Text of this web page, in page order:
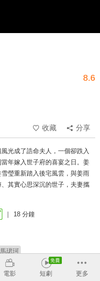
8.6
收藏 分享
光成了誥命夫人，一個卻跌入
年嫁入世子府的喜宴之日。姜
瑩重新踏入後宅風雲，與姜雨
其實心思深沉的世子，夫妻攜
18 分鐘
馬珺珂
短劇
電影 短劇 更多